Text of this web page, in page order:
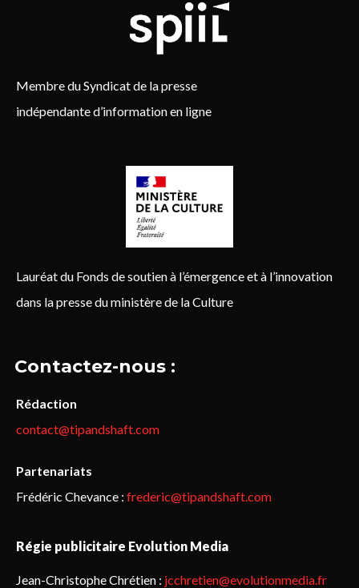
Membre du Syndicat de la presse
indépendante d’information en ligne
Lauréat du Fonds de soutien à l’émergence et à l’innovation
dans la presse du ministère de la Culture
Contactez-nous :
Rédaction
contact@tipandshaft.com
Partenariats
Frédéric Chevance : frederic@tipandshaft.com
Régie publicitaire Evolution Media
Jean-Christophe Chrétien : jcchretien@evolutionmedia.fr